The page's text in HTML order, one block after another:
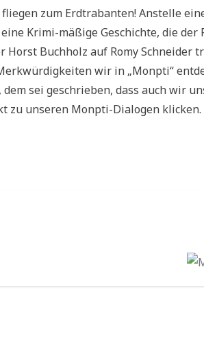
zum Erdtrabanten! Anstelle
Krimi-mäßige Geschichte, die
Horst Buchholz auf Romy
wir in „Monpti“
sei geschrieben, dass auch wir
zu unseren Monpti-Dialogen klicken.